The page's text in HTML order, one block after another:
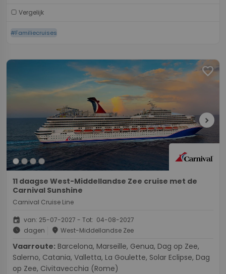
Vergelijk
#Familiecruises
favorite
chevron_right
11 daagse West-Middellandse Zee cruise met de
Carnival Sunshine
Carnival Cruise Line
event van: 25-07-2027 - Tot: 04-08-2027
schedule dagen place West-Middellandse Zee
Vaarroute:
Salerno, Catania, Valletta, La Goulette, Solar Eclipse, Dag
op Zee, Civitavecchia (Rome)